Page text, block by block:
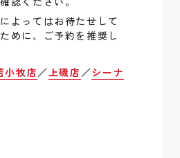
よってはお待たせして
めに、ご予約を推奨し
小牧店／ 上磯店 ／シーナ